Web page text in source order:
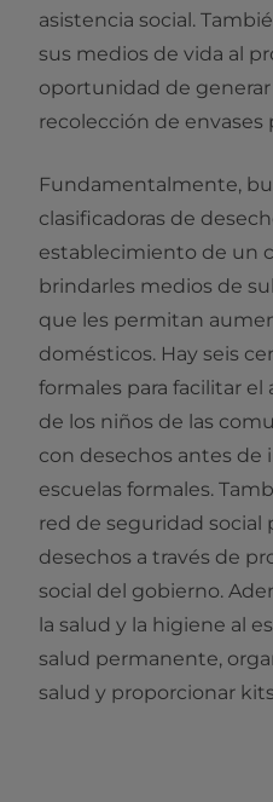
asistencia social.
sus medios de vida al
oportunidad de generar
recolección de envases
Fundamentalmente,
clasificadoras de
establecimiento de un
brindarles medios de
que les permitan
domésticos. Hay seis
formales para facilitar el
de los niños de las
con desechos antes de
escuelas formales.
red de seguridad social
desechos a través de
social del gobierno.
la salud y la higiene al
salud permanente,
salud y proporcionar